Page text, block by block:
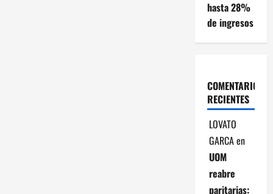
hasta 28%
de ingresos
COMENTARIOS
RECIENTES
LOVATO
GARCAen
UOM
reabre
paritarias: